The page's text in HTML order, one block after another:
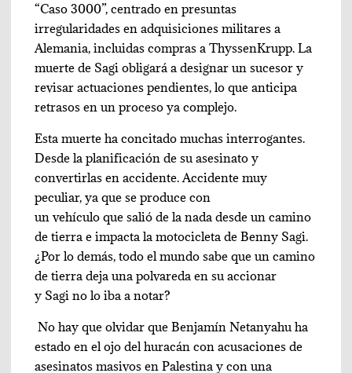
“Caso 3000”, centrado en presuntas
irregularidades en adquisiciones militares a
Alemania, incluidas compras a ThyssenKrupp. La
muerte de Sagi obligará a designar un sucesor y
revisar actuaciones pendientes, lo que anticipa
retrasos en un proceso ya complejo.
Esta muerte ha concitado muchas interrogantes.
Desde la planificación de su asesinato y
convertirlas en accidente. Accidente muy
peculiar, ya que se produce con
un vehículo que salió de la nada desde un camino
de tierra e impacta la motocicleta de Benny Sagi.
¿Por lo demás, todo el mundo sabe que un camino
de tierra deja una polvareda en su accionar
y Sagi no lo iba a notar?
No hay que olvidar que Benjamín Netanyahu ha
estado en el ojo del huracán con acusaciones de
asesinatos masivos en Palestina y con una